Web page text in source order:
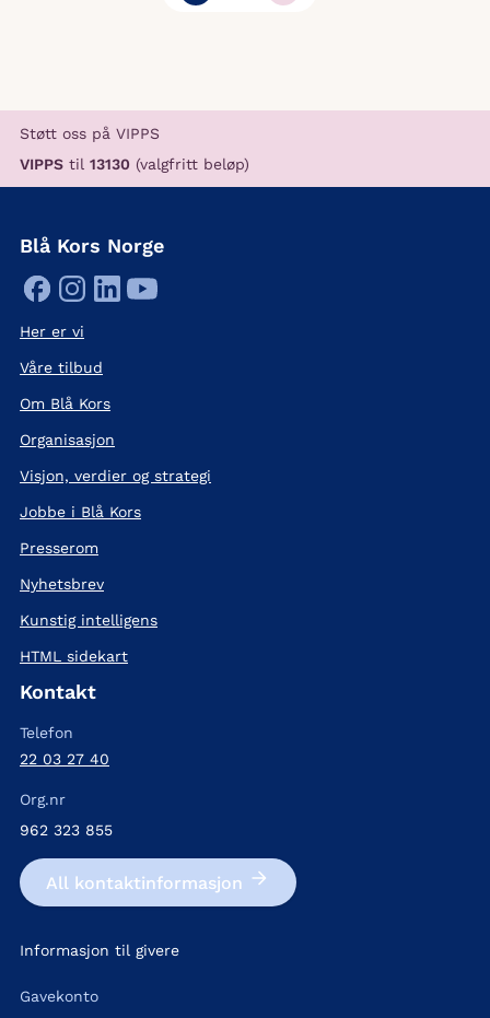
Støtt oss på VIPPS
VIPPS til 13130 (valgfritt beløp)
Blå Kors Norge
Her er vi
Våre tilbud
Om Blå Kors
Organisasjon
Visjon, verdier og strategi
Jobbe i Blå Kors
Presserom
Nyhetsbrev
Kunstig intelligens
HTML sidekart
Kontakt
Telefon
22 03 27 40
Org.nr
962 323 855
All kontakt­informasjon
Informasjon til givere
Gavekonto